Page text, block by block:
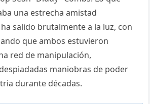
una estrecha amistad
salido brutalmente a la luz, con
que ambos estuvieron
red de manipulación,
maniobras de poder
durante décadas.